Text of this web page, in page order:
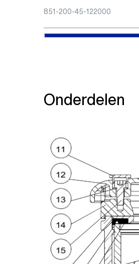
851-200-45-122000
Onderdelen